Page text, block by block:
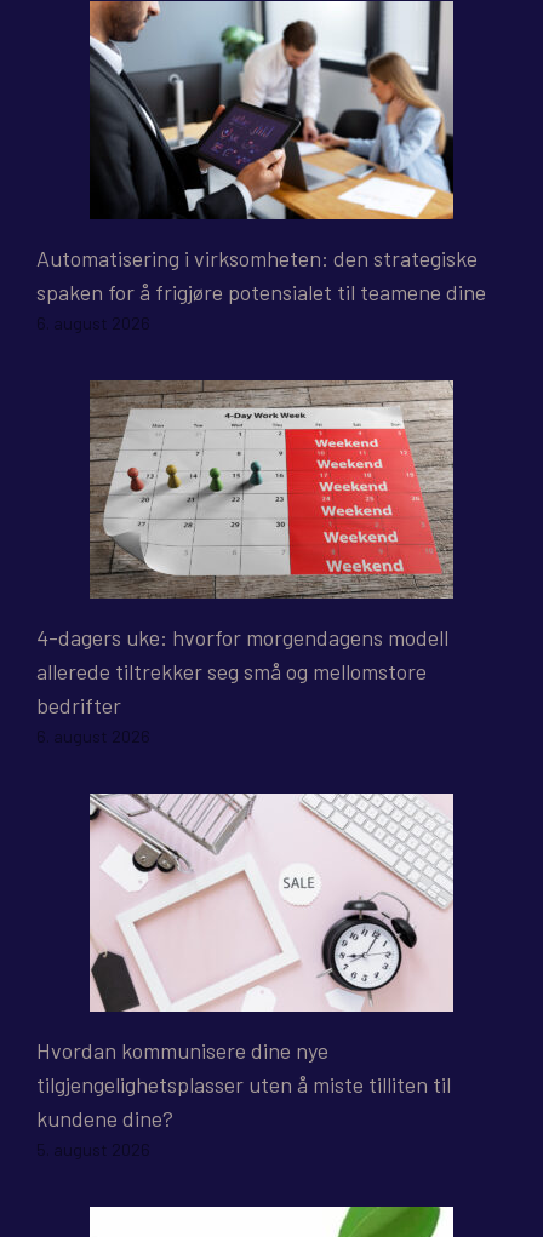
Automatisering i virksomheten: den strategiske
spaken for å frigjøre potensialet til teamene dine
6. august 2026
4-dagers uke: hvorfor morgendagens modell
allerede tiltrekker seg små og mellomstore
bedrifter
6. august 2026
Hvordan kommunisere dine nye
tilgjengelighetsplasser uten å miste tilliten til
kundene dine?
5. august 2026